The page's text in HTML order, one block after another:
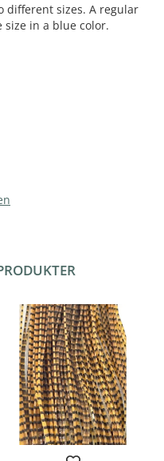
different sizes. A regular
size in a blue color.